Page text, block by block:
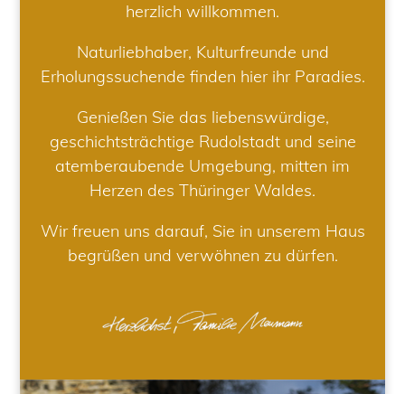
herzlich willkommen.
Naturliebhaber, Kulturfreunde und
Erholungssuchende finden hier ihr Paradies.
Genießen Sie das liebenswürdige,
geschichtsträchtige Rudolstadt und seine
atemberaubende Umgebung, mitten im
Herzen des Thüringer Waldes.
Wir freuen uns darauf, Sie in unserem Haus
begrüßen und verwöhnen zu dürfen.